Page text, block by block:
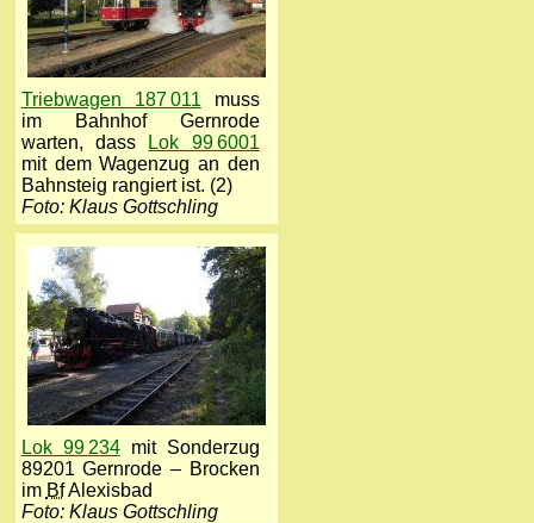
Triebwagen 187 011 muss
im Bahnhof Gernrode
warten, dass
Lok 99 6001
mit dem Wagenzug an den
Bahnsteig rangiert ist. (2)
Foto: Klaus Gottschling
Lok 99 234mit Sonderzug
89201 Gernrode – Brocken
im BfAlexisbad
Foto: Klaus Gottschling